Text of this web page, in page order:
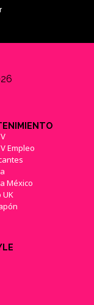
11/2015)
en
mejores
se
Beta de
Empleo
México
UK